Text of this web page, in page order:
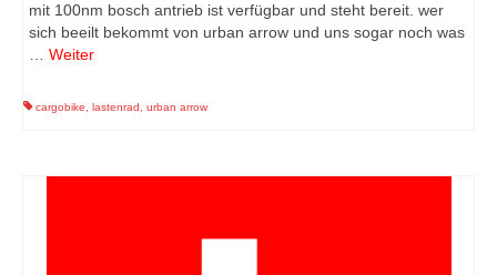
mit 100nm bosch antrieb ist verfügbar und steht bereit. wer
sich beeilt bekommt von urban arrow und uns sogar noch was
… Weiter
cargobike, lastenrad , urban arrow